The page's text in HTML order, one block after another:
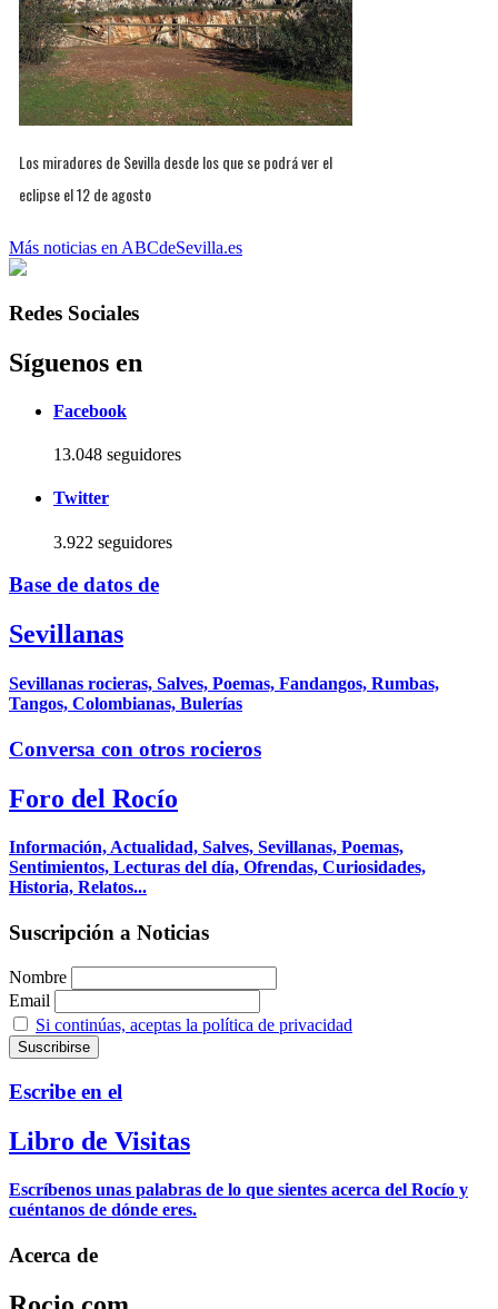
Los miradores de Sevilla desde los que se podrá ver el
eclipse el 12 de agosto
Más noticias en ABCdeSevilla.es
Redes Sociales
Síguenos en
Facebook
13.048 seguidores
Twitter
3.922 seguidores
Base de datos de
Sevillanas
Sevillanas rocieras, Salves, Poemas, Fandangos, Rumbas,
Tangos, Colombianas, Bulerías
Conversa con otros rocieros
Foro del Rocío
Información, Actualidad, Salves, Sevillanas, Poemas,
Sentimientos, Lecturas del día, Ofrendas, Curiosidades,
Historia, Relatos...
Suscripción a Noticias
Nombre
Email
Si continúas, aceptas la política de privacidad
Escribe en el
Libro de Visitas
Escríbenos unas palabras de lo que sientes acerca del Rocío y
cuéntanos de dónde eres.
Acerca de